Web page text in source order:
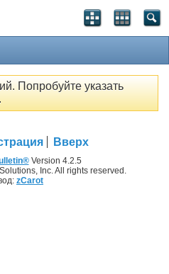
Попробуйте указать
Вверх
Version 4.2.5
Inc. All rights reserved.
zCarot